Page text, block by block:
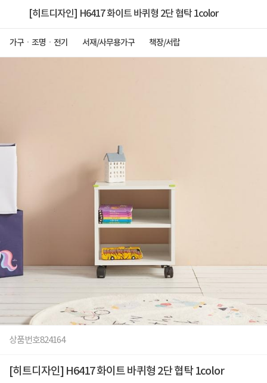
[히트디자인] H6417 화이트 바퀴형 2단 협탁 1color
가구ㆍ조명ㆍ전기 서재/사무용가구 책장/서랍
상품번호824164
[히트디자인] H6417 화이트 바퀴형 2단 협탁 1color